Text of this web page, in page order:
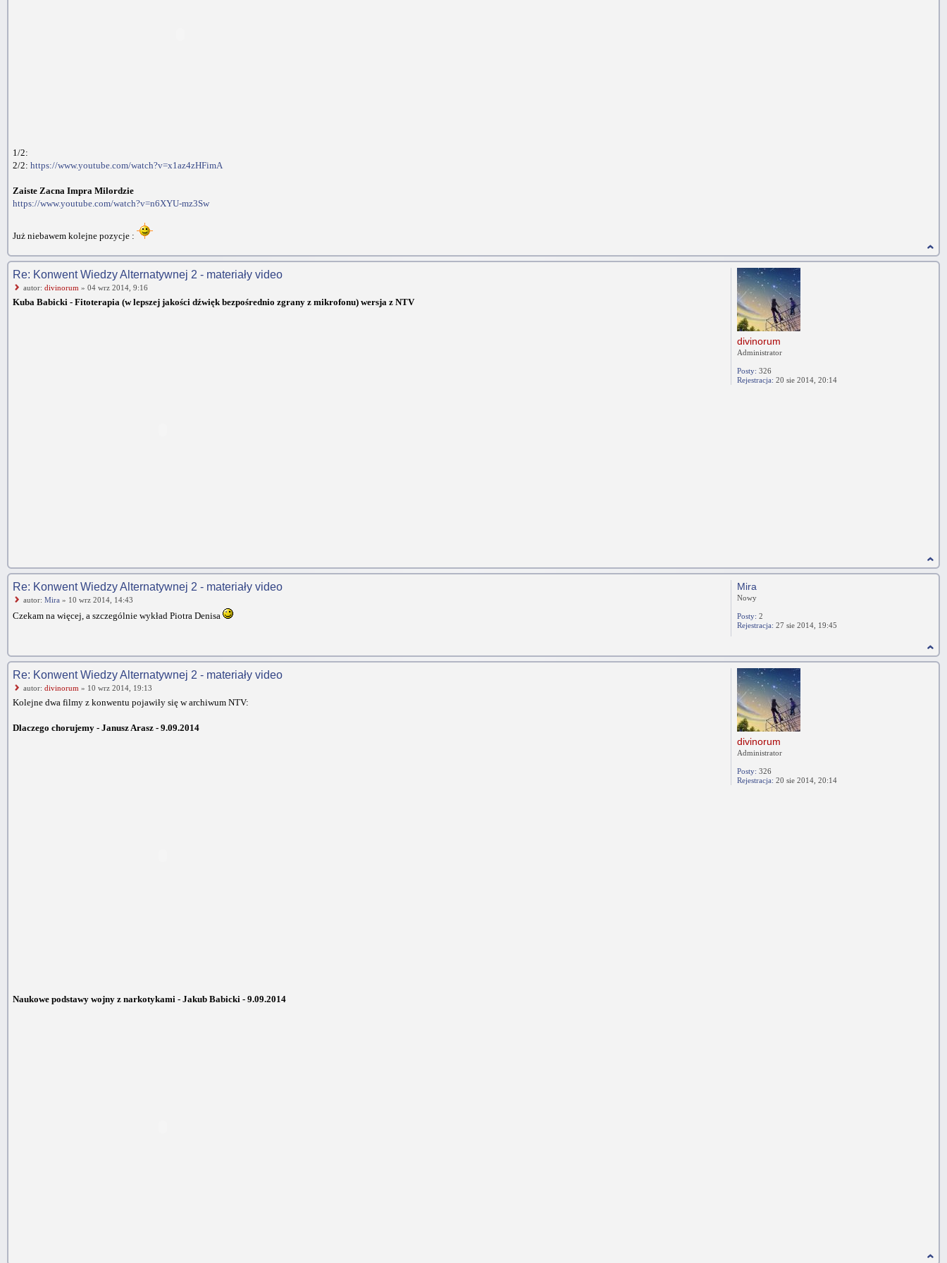
1/2:
2/2: https://www.youtube.com/watch?v=x1az4zHFimA
Zaiste Zacna Impra Milordzie
https://www.youtube.com/watch?v=n6XYU-mz3Sw
Już niebawem kolejne pozycje :
Re: Konwent Wiedzy Alternatywnej 2 - materiały video
autor: divinorum » 04 wrz 2014, 9:16
Kuba Babicki - Fitoterapia (w lepszej jakości dźwięk bezpośrednio zgrany z mikrofonu) wersja z NTV
divinorum
Administrator
Posty: 326
Rejestracja: 20 sie 2014, 20:14
Re: Konwent Wiedzy Alternatywnej 2 - materiały video
autor: Mira » 10 wrz 2014, 14:43
Czekam na więcej, a szczególnie wykład Piotra Denisa
Mira
Nowy
Posty: 2
Rejestracja: 27 sie 2014, 19:45
Re: Konwent Wiedzy Alternatywnej 2 - materiały video
autor: divinorum » 10 wrz 2014, 19:13
Kolejne dwa filmy z konwentu pojawiły się w archiwum NTV:
Dlaczego chorujemy - Janusz Arasz - 9.09.2014
Naukowe podstawy wojny z narkotykami - Jakub Babicki - 9.09.2014
divinorum
Administrator
Posty: 326
Rejestracja: 20 sie 2014, 20:14